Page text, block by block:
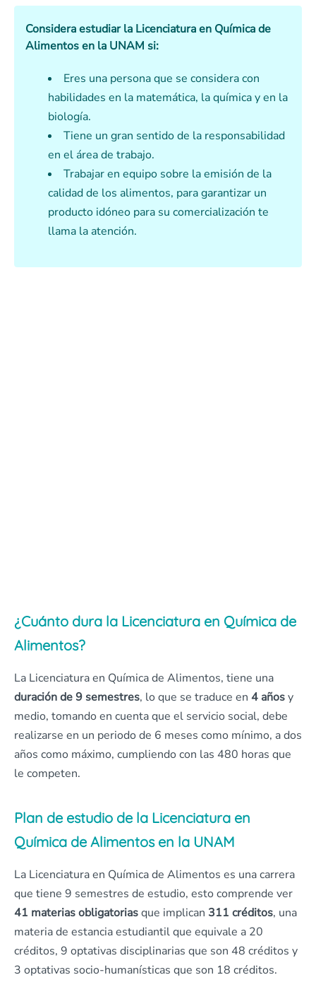
Considera estudiar la Licenciatura en Química de
Alimentos en la UNAM si:
Eres una persona que se considera con
habilidades en la matemática, la química y en la
biología.
Tiene un gran sentido de la responsabilidad
en el área de trabajo.
Trabajar en equipo sobre la emisión de la
calidad de los alimentos, para garantizar un
producto idóneo para su comercialización te
llama la atención.
¿Cuánto dura la Licenciatura en Química de
Alimentos?
La Licenciatura en Química de Alimentos, tiene una
duración de 9 semestres, lo que se traduce en 4 añosy
medio, tomando en cuenta que el servicio social, debe
realizarse en un periodo de 6 meses como mínimo, a dos
años como máximo, cumpliendo con las 480 horas que
le competen.
Plan de estudio de la Licenciatura en
Química de Alimentos en la UNAM
La Licenciatura en Química de Alimentos es una carrera
que tiene 9 semestres de estudio, esto comprende ver
41 materias obligatoriasque implican 311 créditos, una
materia de estancia estudiantil que equivale a 20
créditos, 9 optativas disciplinarias que son 48 créditos y
3 optativas socio-humanísticas que son 18 créditos.